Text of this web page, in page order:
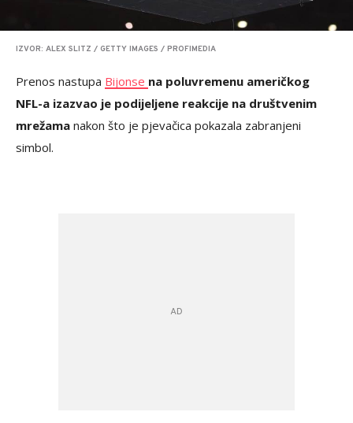
IZVOR: ALEX SLITZ / GETTY IMAGES / PROFIMEDIA
Prenos nastupa Bijonse na poluvremenu američkog
NFL-a izazvao je podijeljene reakcije na društvenim
mrežama nakon što je pjevačica pokazala zabranjeni
simbol.